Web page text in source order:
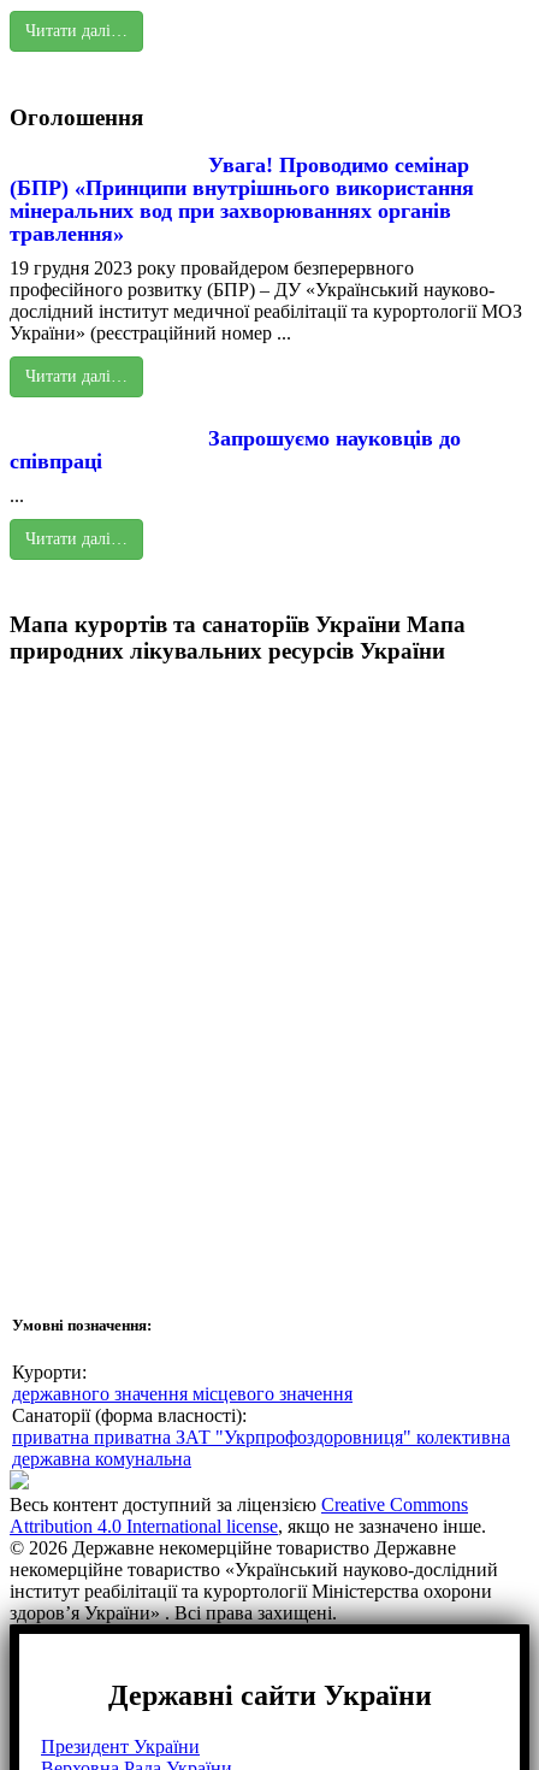
Читати далі…
Оголошення
Увага! Проводимо семінар
(БПР) «Принципи внутрішнього використання
мінеральних вод при захворюваннях органів
травлення»
19 грудня 2023 року провайдером безперервного
професійного розвитку (БПР) – ДУ «Український науково-
дослідний інститут медичної реабілітації та курортології МОЗ
України» (реєстраційний номер ...
Читати далі…
Запрошуємо науковців до
співпраці
...
Читати далі…
Мапа курортів та санаторіїв України Мапа
природних лікувальних ресурсів України
Умовні позначення:
Курорти:
державного значення місцевого значення
Санаторії (форма власності):
приватна приватна ЗАТ "Укрпрофоздоровниця" колективна
державна комунальна
Весь контент доступний за ліцензією Creative Commons
Attribution 4.0 International license, якщо не зазначено інше.
© 2026 Державне некомерційне товариство Державне
некомерційне товариство «Український науково-дослідний
інститут реабілітації та курортології Міністерства охорони
здоров’я України» . Всі права захищені.
Державні сайти України
Президент України